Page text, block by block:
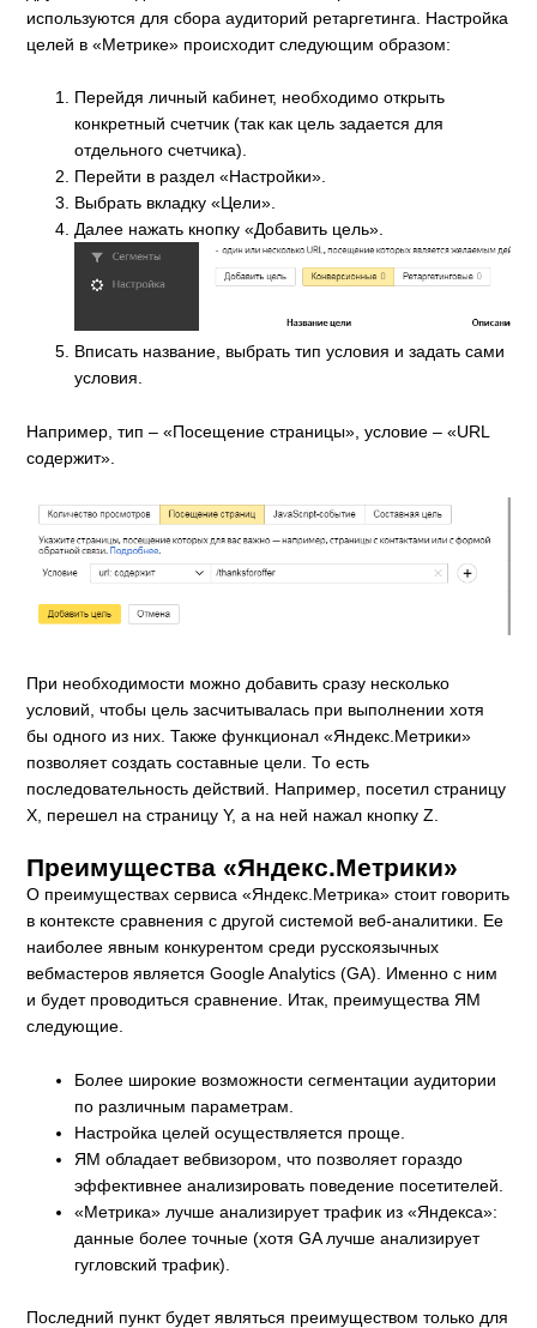
используются для сбора аудиторий ретаргетинга. Настройка
целей в «Метрике» происходит следующим образом:
Перейдя личный кабинет, необходимо открыть
конкретный счетчик (так как цель задается для
отдельного счетчика).
Перейти в раздел «Настройки».
Выбрать вкладку «Цели».
Далее нажать кнопку «Добавить цель».
Вписать название, выбрать тип условия и задать сами
условия.
Например, тип – «Посещение страницы», условие – «URL
содержит».
При необходимости можно добавить сразу несколько
условий, чтобы цель засчитывалась при выполнении хотя
бы одного из них. Также функционал «Яндекс.Метрики»
позволяет создать составные цели. То есть
последовательность действий. Например, посетил страницу
X, перешел на страницу Y, а на ней нажал кнопку Z.
Преимущества «Яндекс.Метрики»
О преимуществах сервиса «Яндекс.Метрика» стоит говорить
в контексте сравнения с другой системой веб-аналитики. Ее
наиболее явным конкурентом среди русскоязычных
вебмастеров является Google Analytics (GA). Именно с ним
и будет проводиться сравнение. Итак, преимущества ЯМ
следующие.
Более широкие возможности сегментации аудитории
по различным параметрам.
Настройка целей осуществляется проще.
ЯМ обладает вебвизором, что позволяет гораздо
эффективнее анализировать поведение посетителей.
«Метрика» лучше анализирует трафик из «Яндекса»:
данные более точные (хотя GA лучше анализирует
гугловский трафик).
Последний пункт будет являться преимуществом только для